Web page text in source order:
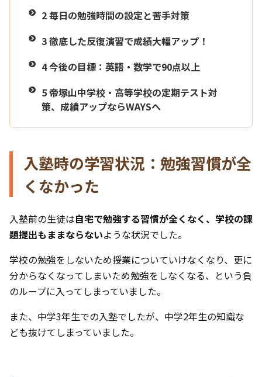
2毎日の勉強時間の設定と苦手対策
3徹底した反復演習で成績大幅アップ！
4今後の目標：英語・数学で90点以上
5帝塚山中学校・高等学校の定期テスト対
策、成績アップならWAYSへ
入塾時の学習状況：勉強習慣が全
くなかった
入塾前の生徒は自宅で勉強する習慣が全くなく、学校の課
題提出もままならないような状況でした。
学校の勉強をしないため授業についていけなくなり、更に
分からなくなってしまいため勉強をしなくなる、という負
のループに入ってしまっていました。
また、中学3年生での入塾でしたが、中学2年生の知識な
ども抜けてしまっていました。